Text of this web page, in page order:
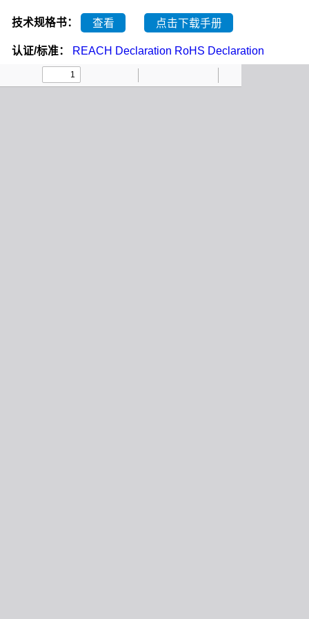
技术规格书： 查看 点击下载手册
认证/标准： REACH Declaration RoHS Declaration